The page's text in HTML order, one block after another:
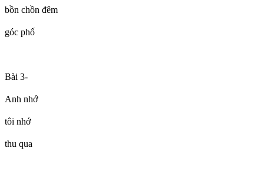
bồn chồn đêm
góc phố
Bài 3-
Anh nhớ
tôi nhớ
thu qua